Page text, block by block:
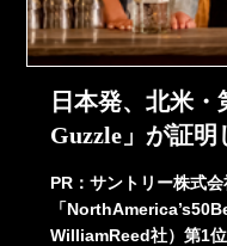
日本発、北米
Guzzle」が証
PR：サントリー株式
「
WilliamReed社）第1